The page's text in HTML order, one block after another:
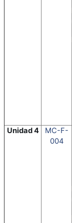
Unidad 4
MC-F-
004